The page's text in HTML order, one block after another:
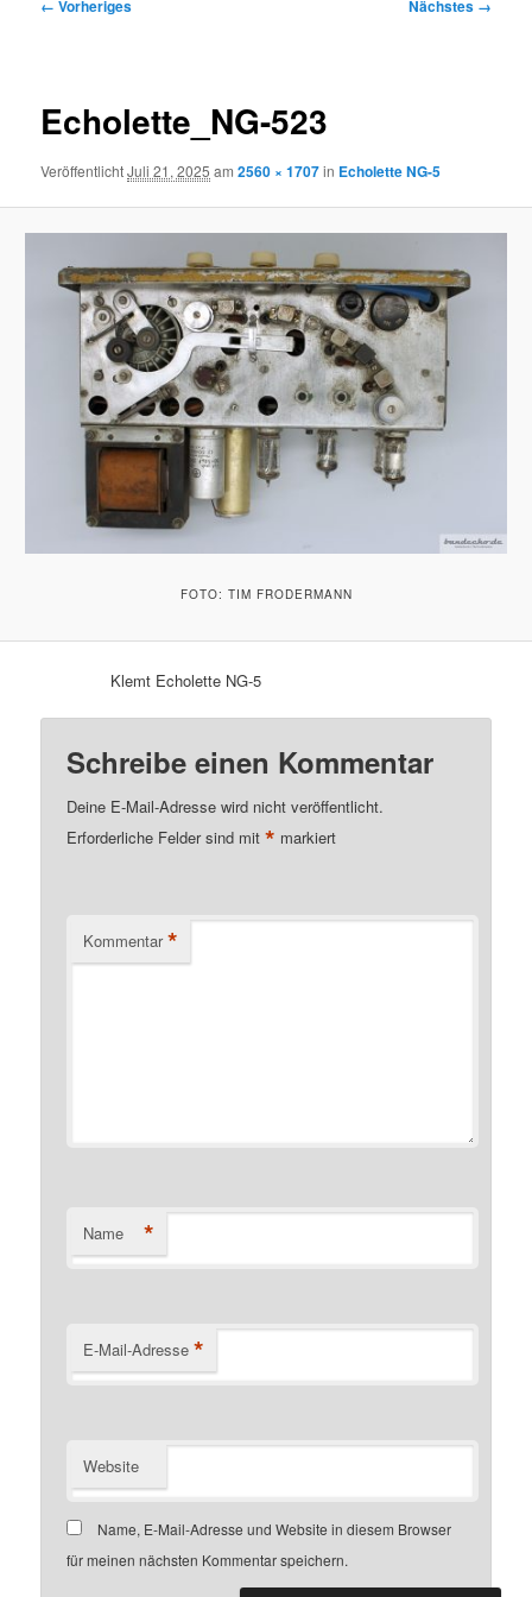
← Vorheriges Nächstes →
Echolette_NG-523
VeröffentlichtJuli 21, 2025 am2560 × 1707in Echolette NG-5
FOTO: TIM FRODERMANN
Klemt Echolette NG-5
Schreibe einen Kommentar
Deine E-Mail-Adresse wird nicht veröffentlicht.
Erforderliche Felder sind mit* markiert
Kommentar *
Name *
E-Mail-Adresse *
Website
Name, E-Mail-Adresse und Website in diesem Browser
für meinen nächsten Kommentar speichern.